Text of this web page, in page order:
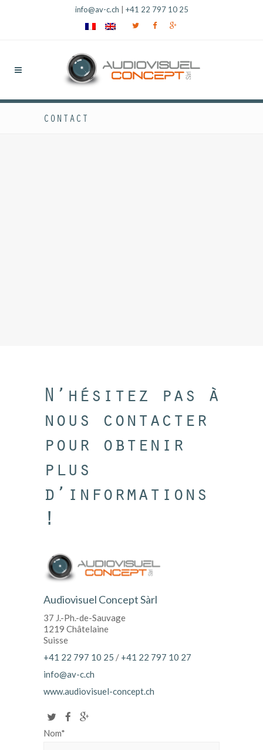
info@av-c.ch +41 22 797 10 25
CONTACT
N’hésitez pas à
nous contacter
pour obtenir
plus
d’informations
!
Audiovisuel Concept Sàrl
37 J.-Ph.-de-Sauvage
1219 Châtelaine
Suisse
+41 22 797 10 25 / +41 22 797 10 27
info@av-c.ch
www.audiovisuel-concept.ch
Nom*